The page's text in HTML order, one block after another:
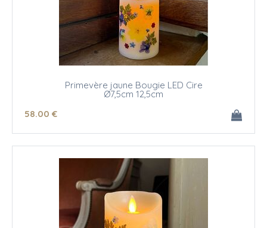
Primevère jaune Bougie LED Cire
Ø7,5cm 12,5cm
58.00 €